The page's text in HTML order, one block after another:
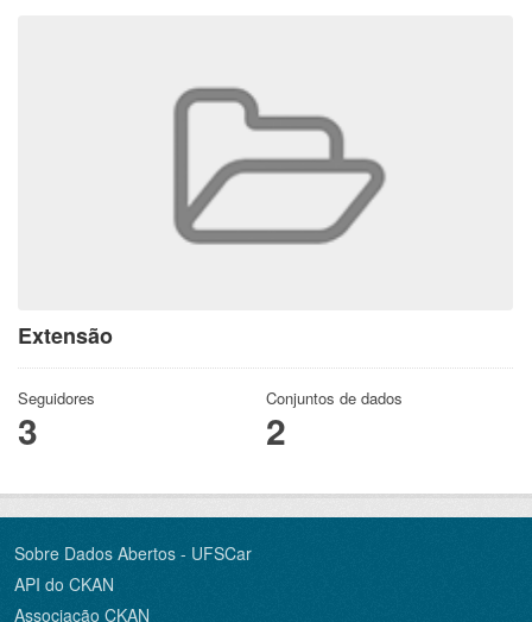
Extensão
Seguidores
3
Conjuntos de dados
2
Sobre Dados Abertos - UFSCar
API do CKAN
Associação CKAN